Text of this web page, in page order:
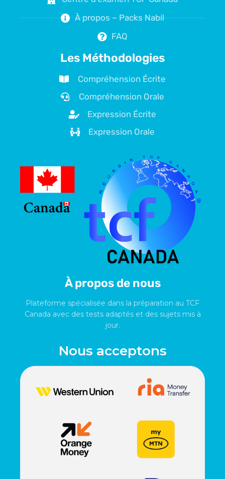
À propos – Packs Nabil
FAQ
Les Méthodologies
Compréhension Écrite
Compréhension Orale
Expression Écrite
Expression Orale
À propos de nous
Plateforme spécialisée dans la préparation au TCF
Canada avec des tests adaptés et des sujets mis à
jour.
Nous acceptons